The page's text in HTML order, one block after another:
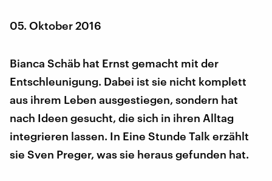
05. Oktober 2016
Bianca Schäb hat Ernst gemacht mit der
Entschleunigung. Dabei ist sie nicht komplett
aus ihrem Leben ausgestiegen, sondern hat
nach Ideen gesucht, die sich in ihren Alltag
integrieren lassen. In Eine Stunde Talk erzählt
sie Sven Preger, was sie heraus gefunden hat.